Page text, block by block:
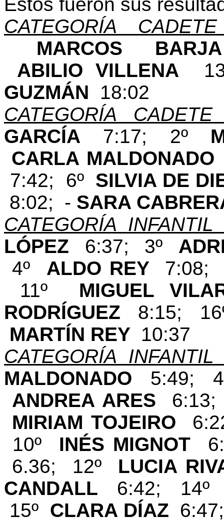
CATEGORÍA
MARCOS
ABILIO VILLENA
GUZMÁN 18:02
CATEGORÍA CADETE
GARCÍA 7:17; 2º
CARLA
7:42; 6º SILVIA DE
8:02; - SARA
CATEGORÍA INFANTIL
LÓPEZ 6:37; 3º
4º ALDO REY
11º MIGUEL
RODRÍGUEZ 8:15;
MARTÍN REY 10:37
CATEGORÍA INFANTIL
MALDONADO 5:49;
ANDREA ARES
MIRIAM TOJEIRO
10º INÉS MIGNOT
6.36; 12º LUCIA
CANDALL
6:42;
15º CLARA DÍAZ